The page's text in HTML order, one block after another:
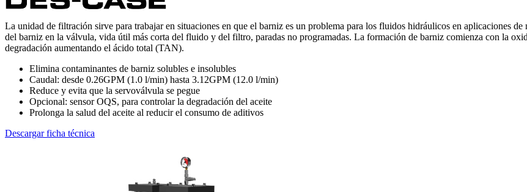
La unidad de filtración sirve para trabajar en situaciones en que el barniz es un problema para los fluidos hidráulicos en aplicaciones
del barniz en la válvula, vida útil más corta del fluido y del filtro, paradas no programadas. La formación de barniz comienza con la
degradación aumentando el ácido total (TAN).
Elimina contaminantes de barniz solubles e insolubles
Caudal: desde 0.26GPM (1.0 l/min) hasta 3.12GPM (12.0 l/min)
Reduce y evita que la servoválvula se pegue
Opcional: sensor OQS, para controlar la degradación del aceite
Prolonga la salud del aceite al reducir el consumo de aditivos
Descargar ficha técnica